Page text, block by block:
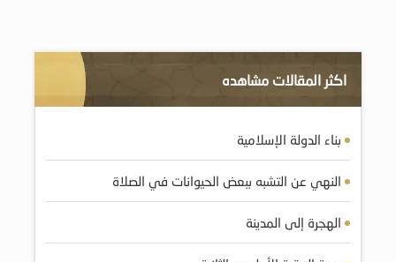
اكثر المقالات مشاهده
بناء الدولة الإسلامية
النهي عن التشبه ببعض الحيوانات في الصلاة
الهجرة إلى المدينة